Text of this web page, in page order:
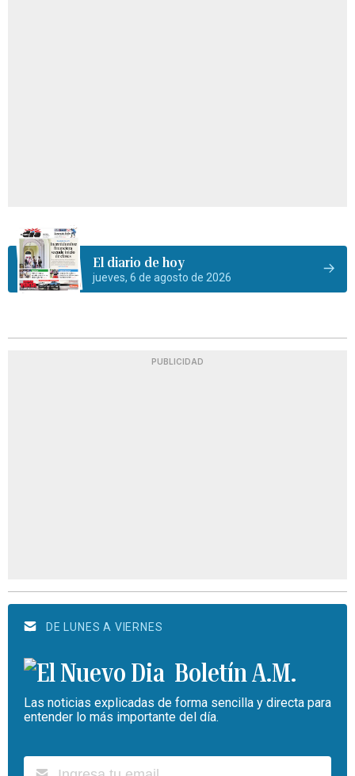
El diario de hoy
jueves, 6 de agosto de 2026
PUBLICIDAD
DE LUNES A VIERNES
Boletín A.M.
Las noticias explicadas de forma sencilla y directa para
entender lo más importante del día.